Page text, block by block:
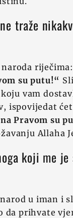
traže
riječima:
su putu!“
vam
ispovijedat
Pravom su
Allaha
koji me
u iman i
prihvate